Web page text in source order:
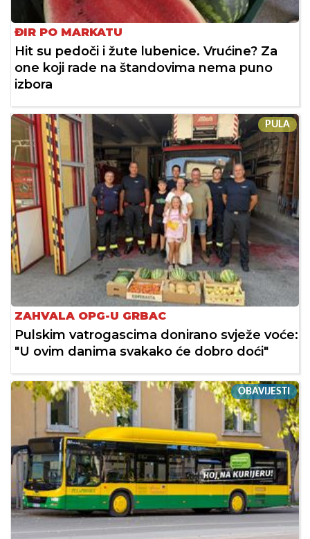
ĐIR PO MARKATU
Hit su pedoči i žute lubenice. Vrućine? Za
one koji rade na štandovima nema puno
izbora
PULA
ZAHVALA OPG-U GRBAC
Pulskim vatrogascima donirano svježe voće:
"U ovim danima svakako će dobro doći"
OBAVIJESTI